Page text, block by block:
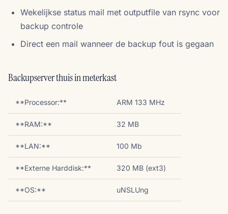
Wekelijkse status mail met outputfile van rsync voor
backup controle
Direct een mail wanneer de backup fout is gegaan
Backupserver thuis in meterkast
**Processor:** ARM 133 MHz
**RAM:** 32 MB
**LAN:** 100 Mb
**Externe Harddisk:** 320 MB (ext3)
**OS:** uNSLUng